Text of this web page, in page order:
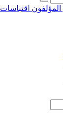
المؤلفون اقتباسات